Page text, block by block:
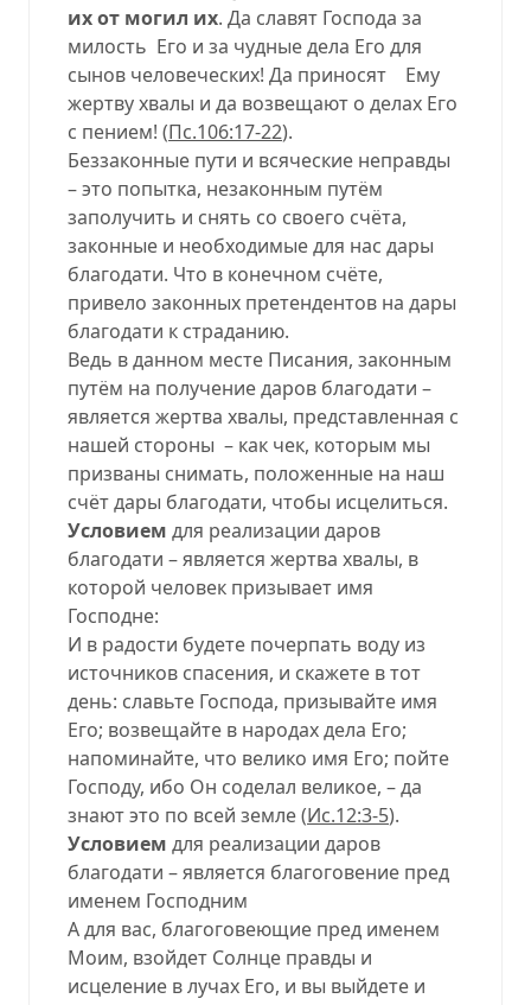
их от могил их. Да славят Господа за
милость Его и за чудные дела Его для
сынов человеческих! Да приносят Ему
жертву хвалы и да возвещают о делах Его
с пением! (Пс.106:17-22).
Беззаконные пути и всяческие неправды
– это попытка, незаконным путём
заполучить и снять со своего счёта,
законные и необходимые для нас дары
благодати. Что в конечном счёте,
привело законных претендентов на дары
благодати к страданию.
Ведь в данном месте Писания, законным
путём на получение даров благодати –
является жертва хвалы, представленная с
нашей стороны – как чек, которым мы
призваны снимать, положенные на наш
счёт дары благодати, чтобы исцелиться.
Условием для реализации даров
благодати – является жертва хвалы, в
которой человек призывает имя
Господне:
И в радости будете почерпать воду из
источников спасения, и скажете в тот
день: славьте Господа, призывайте имя
Его; возвещайте в народах дела Его;
напоминайте, что велико имя Его; пойте
Господу, ибо Он соделал великое, – да
знают это по всей земле (Ис.12:3-5).
Условием для реализации даров
благодати – является благоговение пред
именем Господним
А для вас, благоговеющие пред именем
Моим, взойдет Солнце правды и
исцеление в лучах Его, и вы выйдете и